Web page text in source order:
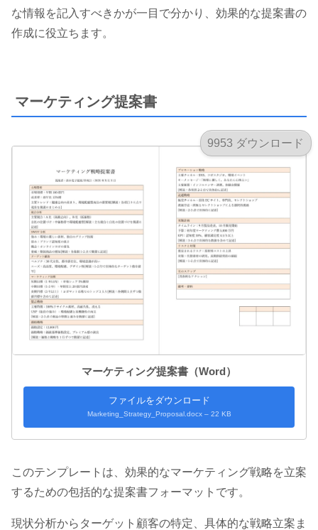
な情報を記入すべきかが一目で分かり、効果的な提案書の
作成に役立ちます。
マーケティング提案書
9953 ダウンロード
マーケティング提案書（Word）
ファイルをダウンロード
Marketing_Strategy_Proposal.docx – 22 KB
このテンプレートは、効果的なマーケティング戦略を立案
するための包括的な提案書フォーマットです。
現状分析からターゲット顧客の特定、具体的な戦略立案ま